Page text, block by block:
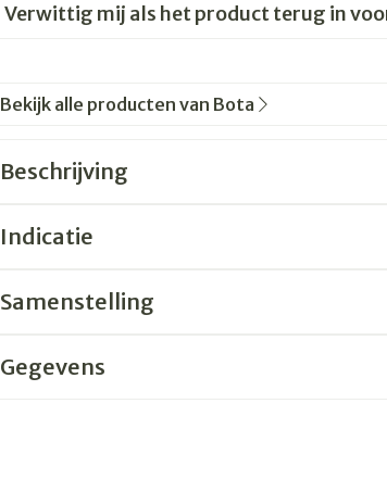
Verwittig mij als het product terug in
Bekijk alle producten van Bota
Beschrijving
Indicatie
Samenstelling
Gegevens